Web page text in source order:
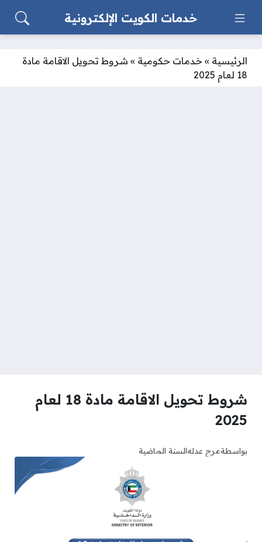
خدمات الكويت الإلكترونية
الرئيسية » خدمات حكومية » شروط تحويل الاقامة مادة
18 لعام 2025
شروط تحويل الاقامة مادة 18 لعام
2025
بواسطةمرح عدلهالسنة الماضية